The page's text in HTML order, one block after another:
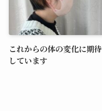
これからの体の変化に期待
しています